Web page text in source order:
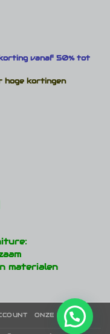
vanaf 50% tot
hoge kortingen
materialen
ONZE MERKEN